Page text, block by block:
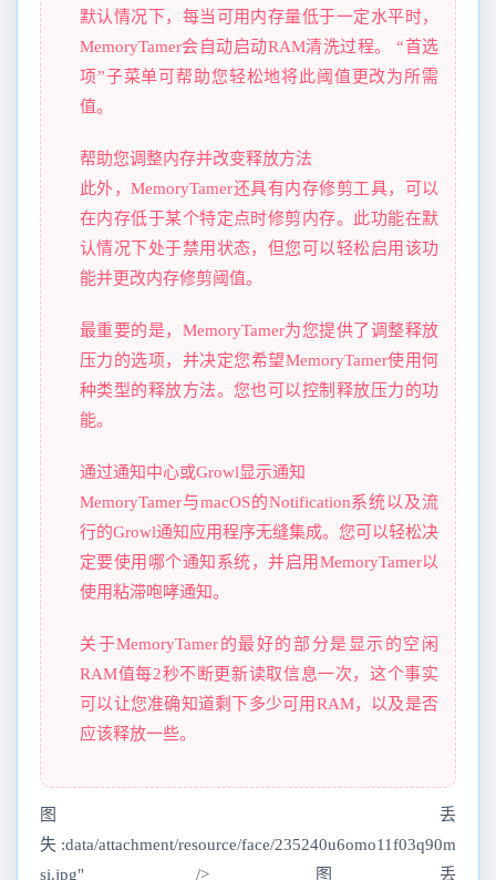
默认情况下，每当可用内存量低于一定水平时，
MemoryTamer会自动启动RAM清洗过程。 “首选
项”子菜单可帮助您轻松地将此阈值更改为所需
值。
帮助您调整内存并改变释放方法
此外，MemoryTamer还具有内存修剪工具，可以
在内存低于某个特定点时修剪内存。此功能在默
认情况下处于禁用状态，但您可以轻松启用该功
能并更改内存修剪阈值。
最重要的是，MemoryTamer为您提供了调整释放
压力的选项，并决定您希望MemoryTamer使用何
种类型的释放方法。您也可以控制释放压力的功
能。
通过通知中心或Growl显示通知
MemoryTamer与macOS的Notification系统以及流
行的Growl通知应用程序无缝集成。您可以轻松决
定要使用哪个通知系统，并启用MemoryTamer以
使用粘滞咆哮通知。
关于MemoryTamer的最好的部分是显示的空闲
RAM值每2秒不断更新读取信息一次，这个事实
可以让您准确知道剩下多少可用RAM，以及是否
应该释放一些。
图丢
失:data/attachment/resource/face/235240u6omo11f03q90m
si.jpg" />图丢